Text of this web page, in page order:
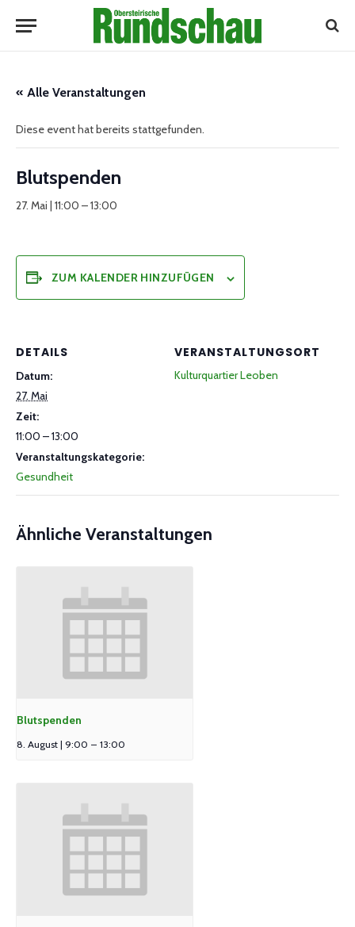
« Alle Veranstaltungen
Diese event hat bereits stattgefunden.
Blutspenden
27. Mai | 11:00 –13:00
ZUM KALENDER HINZUFÜGEN
DETAILS
Datum:
27. Mai
Zeit:
11:00 – 13:00
Veranstaltungskategorie:
Gesundheit
VERANSTALTUNGSORT
Kulturquartier Leoben
Ähnliche Veranstaltungen
Blutspenden
8. August | 9:00 – 13:00